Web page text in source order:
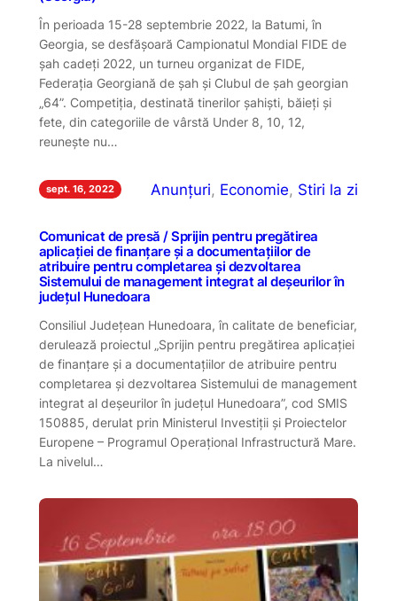
În perioada 15-28 septembrie 2022, la Batumi, în
Georgia, se desfășoară Campionatul Mondial FIDE de
șah cadeți 2022, un turneu organizat de FIDE,
Federația Georgiană de șah și Clubul de șah georgian
„64”. Competiția, destinată tinerilor șahiști, băieți și
fete, din categoriile de vârstă Under 8, 10, 12,
reunește nu…
sept. 16, 2022 Anunțuri, Economie, Stiri la zi
Comunicat de presă / Sprijin pentru pregătirea
aplicației de finanțare și a documentațiilor de
atribuire pentru completarea și dezvoltarea
Sistemului de management integrat al deșeurilor în
județul Hunedoara
Consiliul Județean Hunedoara, în calitate de beneficiar,
derulează proiectul „Sprijin pentru pregătirea aplicației
de finanțare și a documentațiilor de atribuire pentru
completarea și dezvoltarea Sistemului de management
integrat al deșeurilor în județul Hunedoara”, cod SMIS
150885, derulat prin Ministerul Investiții și Proiectelor
Europene – Programul Operațional Infrastructură Mare.
La nivelul…